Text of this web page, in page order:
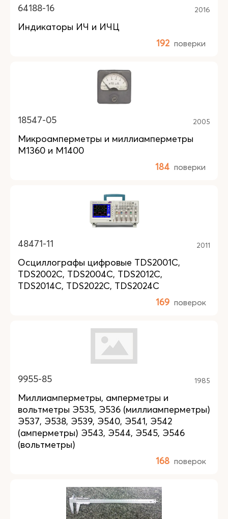
64188-16 2016
Индикаторы ИЧ и ИЧЦ
192 поверки
18547-05 2005
Микроамперметры и миллиамперметры
М1360 и М1400
184 поверки
48471-11 2011
Осциллографы цифровые TDS2001C,
TDS2002C, TDS2004C, TDS2012C,
TDS2014C, TDS2022C, TDS2024C
169 поверок
9955-85 1985
Миллиамперметры, амперметры и
вольтметры Э535, Э536 (миллиамперметры)
Э537, Э538, Э539, Э540, Э541, Э542
(амперметры) Э543, Э544, Э545, Э546
(вольтметры)
168 поверок